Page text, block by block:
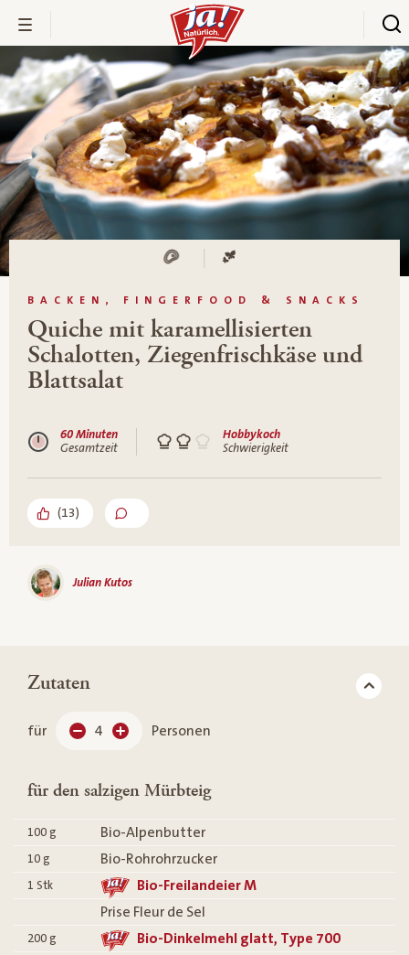
BACKEN, FINGERFOOD & SNACKS
Quiche mit karamellisierten
Schalotten, Ziegenfrischkäse und
Blattsalat
60 Minuten
Gesamtzeit
Hobbykoch
Schwierigkeit
(13)
Julian Kutos
Zutaten
für 4 Personen
für den salzigen Mürbteig
100 g Bio-Alpenbutter
10 g Bio-Rohrohrzucker
1 Stk
Bio-Freilandeier M
Prise Fleur de Sel
200 g Bio-Dinkelmehl glatt, Type 700